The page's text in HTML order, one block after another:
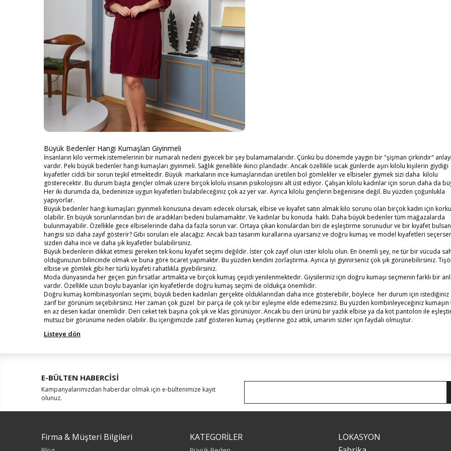
Büyük Bedenler Hangi Kumaşları Giyinmeli
İnsanların kilo vermek istemelerinin bir numaralı nedeni giyecek bir şey bulamamalarıdır. Çünkü bu dönemde yaygın bir "şişman çirkindir"
vardır. Peki büyük bedenler hangi kumaşları giyinmeli. Sağlık genellikle ikinci plandadır. Ancak özellikle sıcak günlerde aşırı kilolu kişilerin giydiği
kıyafetler ciddi bir sorun teşkil etmektedir. Büyük markaların ince kumaşlarından üretilen bol gömlekler ve elbiseler giymek sizi daha kilolu
gösterecektir. Bu durum başta gençler olmak üzere birçok kilolu insanın psikolojisini alt üst ediyor. Çalışan kilolu kadınlar için sorun daha da
Her iki durumda da, bedeninize uygun kıyafetleri bulabileceğiniz çok az yer var. Ayrıca kilolu gençlerin beğenisine değil. Bu yüzden çoğunlukla
yapıyorlar.
Büyük bedenler hangi kumaşları giyinmeli konusuna devam edecek olursak, elbise ve kıyafet satın almak kilo sorunu olan birçok kadın için
olabilir. En büyük sorunlarından biri de aradıkları bedeni bulamamaktır. Ve kadınlar bu konuda haklı. Daha büyük bedenler tüm mağazalarda
bulunmayabilir. Özellikle gece elbiselerinde daha da fazla sorun var. Ortaya çıkan konulardan biri de eşleştirme sorunudur ve bir kıyafet
hangisi sizi daha zayıf gösterir? Gibi soruları ele alacağız: Ancak bazı tasarım kurallarına uyarsanız ve doğru kumaş ve model kıyafetleri
sizden daha ince ve daha şık kıyafetler bulabilirsiniz.
Büyük bedenlerin dikkat etmesi gereken tek konu kıyafet seçimi değildir. İster çok zayıf olun ister kilolu olun. En önemli şey, ne tür bir vücuda
olduğunuzun bilincinde olmak ve buna göre ticaret yapmaktır. Bu yüzden kendini zorlaştırma. Ayrıca iyi giyinirseniz çok şık görünebilirsiniz.
elbise ve gömlek gibi her türlü kıyafeti rahatlıkla giyebilirsiniz.
Moda dünyasında her geçen gün fırsatlar artmakta ve birçok kumaş çeşidi yenilenmektedir. Giysileriniz için doğru kumaşı seçmenin farklı bir
vardır. Özellikle uzun boylu bayanlar için kıyafetlerde doğru kumaş seçimi de oldukça önemlidir.
Doğru kumaş kombinasyonları seçimi, büyük beden kadınları gerçekte olduklarından daha ince gösterebilir, böylece her durum için istediğiniz
zarif bir görünüm seçebilirsiniz. Her zaman çok güzel bir parça ile çok iyi bir eşleşme elde edemezsiniz. Bu yüzden kombinleyeceğiniz kumaşın
en az desen kadar önemlidir. Deri ceket tek başına çok şık ve klas görünüyor. Ancak bu deri ürünü bir yazlık elbise ya da kot pantolon ile
mutsuz bir görünüme neden olabilir. Bu içeriğimizde zatıf gösteren kumaş çeşitlerine göz attık, umarım sizler için faydalı olmuştur.
Listeye dön
E-BÜLTEN HABERCİSİ
Kampanyalarımızdan haberdar olmak için e-bültenimize kayıt
olunuz.
Firma & Müşteri Bilgileri KATEGORİLER
LOKASYON